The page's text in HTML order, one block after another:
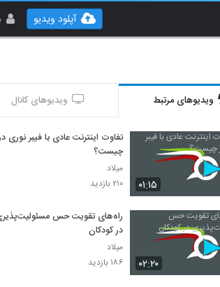
آپلود ویدیو
ویدیوهای مرتبط ویدیوهای کانال
۰۱:۱۵
تفاوت اینترنت عادی با فیبر نوری
چیست؟
میلاد
۲۱۰ بازدید
۰۲:۲۰
راه‌های تقویت حس
در کودکان
میلاد
۱۸۶ بازدید